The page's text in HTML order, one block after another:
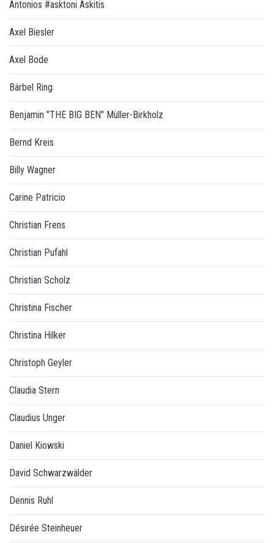
Antonios #asktoni Askitis
Axel Biesler
Axel Bode
Bärbel Ring
Benjamin "THE BIG BEN" Müller-Birkholz
Bernd Kreis
Billy Wagner
Carine Patricio
Christian Frens
Christian Pufahl
Christian Scholz
Christina Fischer
Christina Hilker
Christoph Geyler
Claudia Stern
Claudius Unger
Daniel Kiowski
David Schwarzwälder
Dennis Ruhl
Désirée Steinheuer